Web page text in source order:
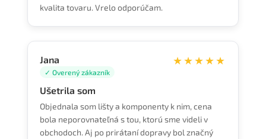
kvalita tovaru. Vrelo odporúčam.
Jana
✓ Overený zákazník
★★★★★
Ušetrila som
Objednala som lišty a komponenty k nim, cena
bola neporovnateľná s tou, ktorú sme videli v
obchodoch. Aj po prirátaní dopravy bol značný